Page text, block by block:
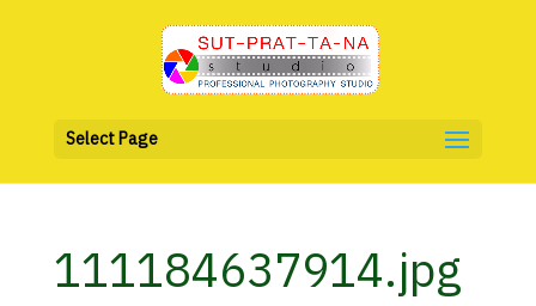
Select Page
111184637914.jpg